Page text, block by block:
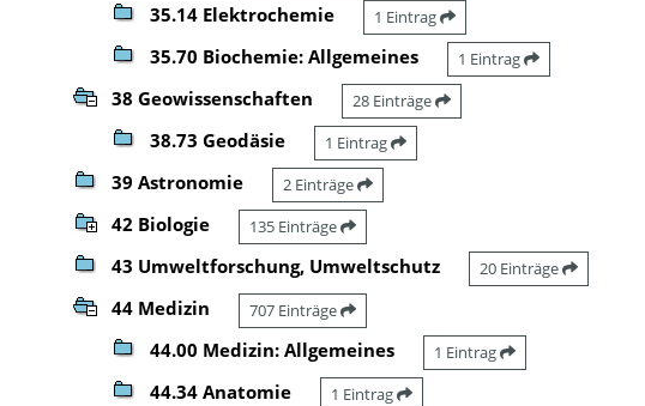
35.14 Elektrochemie 1 Eintrag
35.70 Biochemie: Allgemeines 1 Eintrag
38 Geowissenschaften 28 Einträge
38.73 Geodäsie 1 Eintrag
39 Astronomie 2 Einträge
42 Biologie 135 Einträge
43 Umweltforschung, Umweltschutz 20 Einträge
44 Medizin 707 Einträge
44.00 Medizin: Allgemeines 1 Eintrag
44.34 Anatomie 1 Eintrag